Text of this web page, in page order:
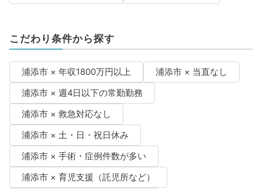
こだわり条件から探す
浦添市 × 年収1800万円以上
浦添市 × 当直なし
浦添市 × 週4日以下の常勤勤務
浦添市 × 救急対応なし
浦添市 × 土・日・祝日休み
浦添市 × 手術・症例件数が多い
浦添市 × 育児支援（託児所など）